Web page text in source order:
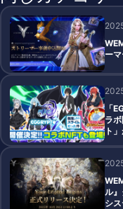
ー
「
ラ
ト
ル
シ